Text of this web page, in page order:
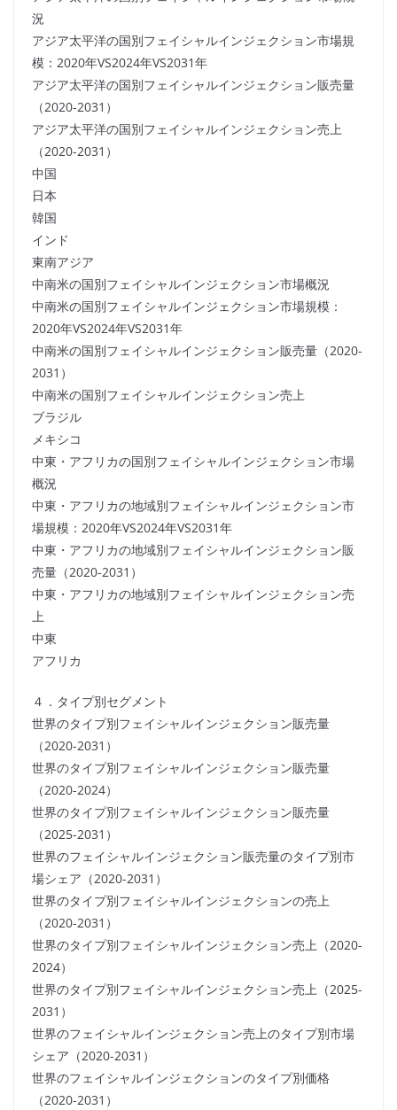
況
アジア太平洋の国別フェイシャルインジェクション市場規
模：2020年VS2024年VS2031年
アジア太平洋の国別フェイシャルインジェクション販売量
（2020-2031）
アジア太平洋の国別フェイシャルインジェクション売上
（2020-2031）
中国
日本
韓国
インド
東南アジア
中南米の国別フェイシャルインジェクション市場概況
中南米の国別フェイシャルインジェクション市場規模：
2020年VS2024年VS2031年
中南米の国別フェイシャルインジェクション販売量（2020-
2031）
中南米の国別フェイシャルインジェクション売上
ブラジル
メキシコ
中東・アフリカの国別フェイシャルインジェクション市場
概況
中東・アフリカの地域別フェイシャルインジェクション市
場規模：2020年VS2024年VS2031年
中東・アフリカの地域別フェイシャルインジェクション販
売量（2020-2031）
中東・アフリカの地域別フェイシャルインジェクション売
上
中東
アフリカ
４．タイプ別セグメント
世界のタイプ別フェイシャルインジェクション販売量
（2020-2031）
世界のタイプ別フェイシャルインジェクション販売量
（2020-2024）
世界のタイプ別フェイシャルインジェクション販売量
（2025-2031）
世界のフェイシャルインジェクション販売量のタイプ別市
場シェア（2020-2031）
世界のタイプ別フェイシャルインジェクションの売上
（2020-2031）
世界のタイプ別フェイシャルインジェクション売上（2020-
2024）
世界のタイプ別フェイシャルインジェクション売上（2025-
2031）
世界のフェイシャルインジェクション売上のタイプ別市場
シェア（2020-2031）
世界のフェイシャルインジェクションのタイプ別価格
（2020-2031）